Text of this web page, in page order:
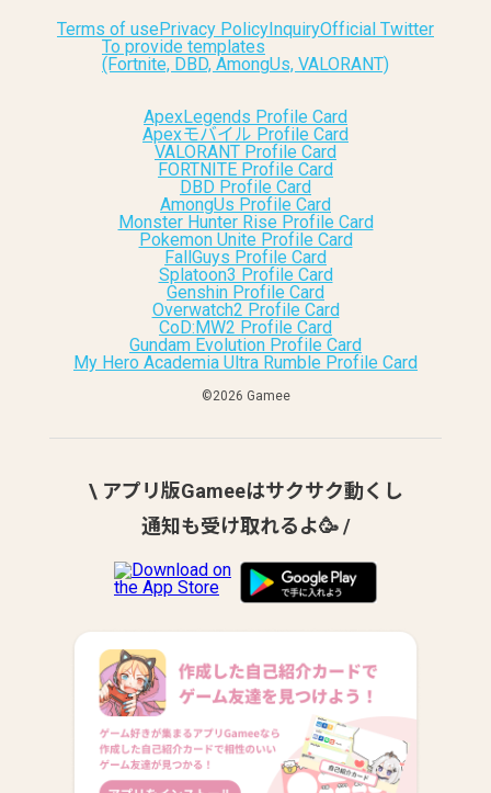
Terms of usePrivacy Policy InquiryOfficial Twitter
To provide templates
(Fortnite, DBD, AmongUs, VALORANT)
ApexLegends Profile Card
Apexモバイル Profile Card
VALORANT Profile Card
FORTNITE Profile Card
DBD Profile Card
AmongUs Profile Card
Monster Hunter Rise Profile Card
Pokemon Unite Profile Card
FallGuys Profile Card
Splatoon3 Profile Card
Genshin Profile Card
Overwatch2 Profile Card
CoD:MW2 Profile Card
Gundam Evolution Profile Card
My Hero Academia Ultra Rumble Profile Card
©︎2026 Gamee
\ アプリ版Gameeはサクサク動くし
通知も受け取れるよ🥳 /